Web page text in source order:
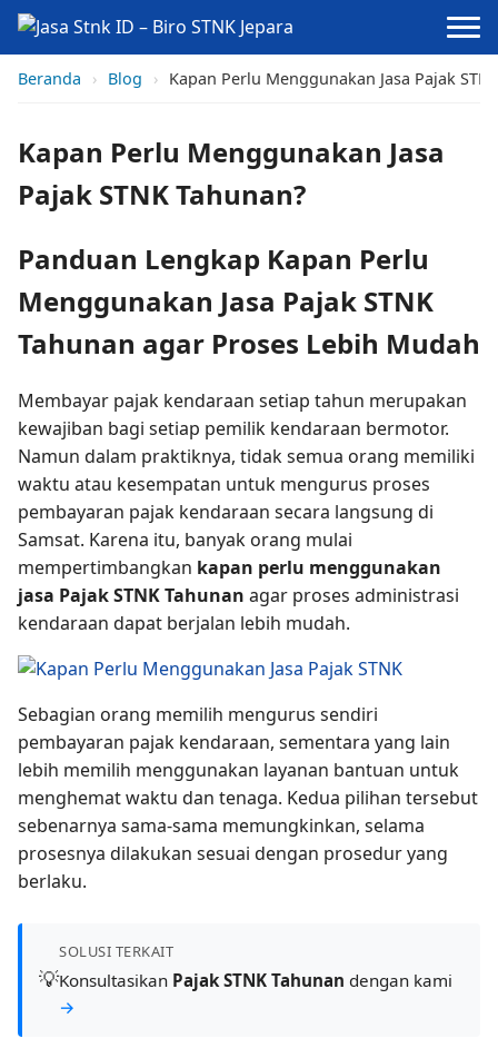
Beranda › Blog › Kapan Perlu Menggunakan Jasa Pajak
Kapan Perlu Menggunakan Jasa
Pajak STNK Tahunan?
Panduan Lengkap Kapan Perlu
Menggunakan Jasa Pajak STNK
Tahunan agar Proses Lebih Mudah
Membayar pajak kendaraan setiap tahun merupakan
kewajiban bagi setiap pemilik kendaraan bermotor.
Namun dalam praktiknya, tidak semua orang memiliki
waktu atau kesempatan untuk mengurus proses
pembayaran pajak kendaraan secara langsung di
Samsat. Karena itu, banyak orang mulai
mempertimbangkan kapan perlu menggunakan
jasa Pajak STNK Tahunan agar proses administrasi
kendaraan dapat berjalan lebih mudah.
Sebagian orang memilih mengurus sendiri
pembayaran pajak kendaraan, sementara yang lain
lebih memilih menggunakan layanan bantuan untuk
menghemat waktu dan tenaga. Kedua pilihan tersebut
sebenarnya sama-sama memungkinkan, selama
prosesnya dilakukan sesuai dengan prosedur yang
berlaku.
💡
SOLUSI TERKAIT
Konsultasikan Pajak STNK Tahunan dengan kami
→